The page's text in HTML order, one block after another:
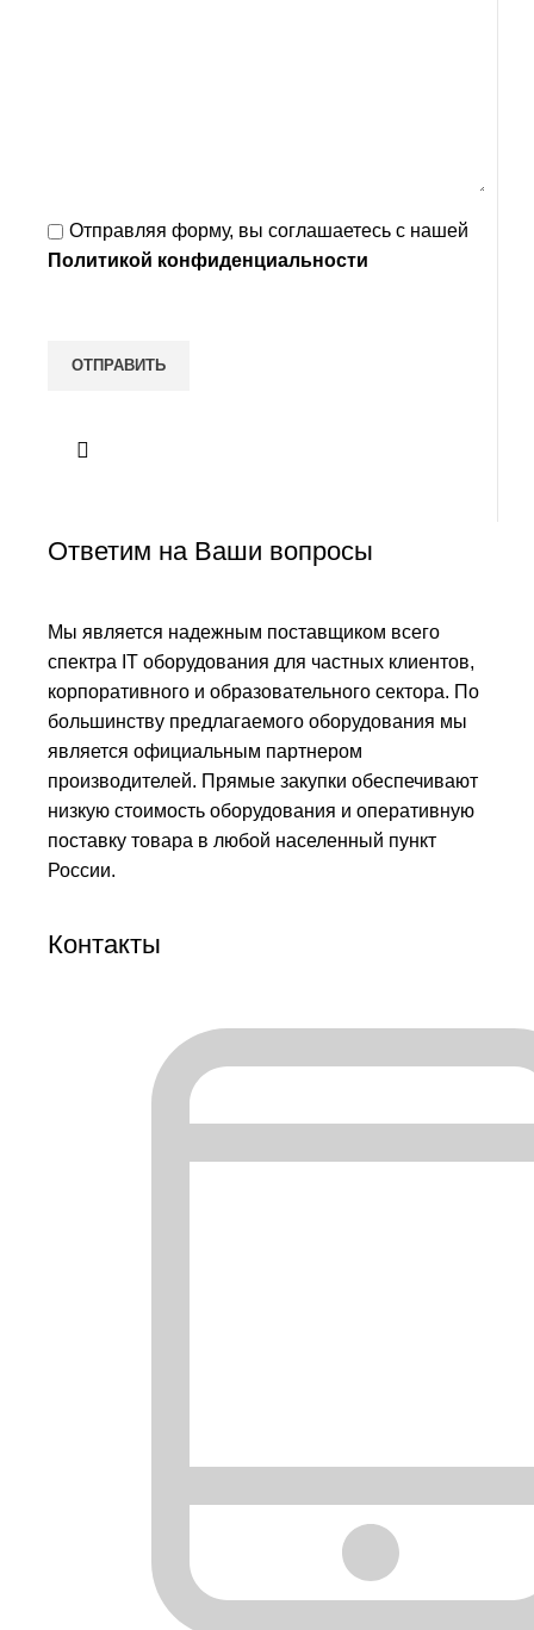
Отправляя форму, вы соглашаетесь с нашей
Политикой конфиденциальности
Ответим на Ваши вопросы
Мы является надежным поставщиком всего
спектра IT оборудования для частных клиентов,
корпоративного и образовательного сектора. По
большинству предлагаемого оборудования мы
является официальным партнером
производителей. Прямые закупки обеспечивают
низкую стоимость оборудования и оперативную
поставку товара в любой населенный пункт
России.
Контакты